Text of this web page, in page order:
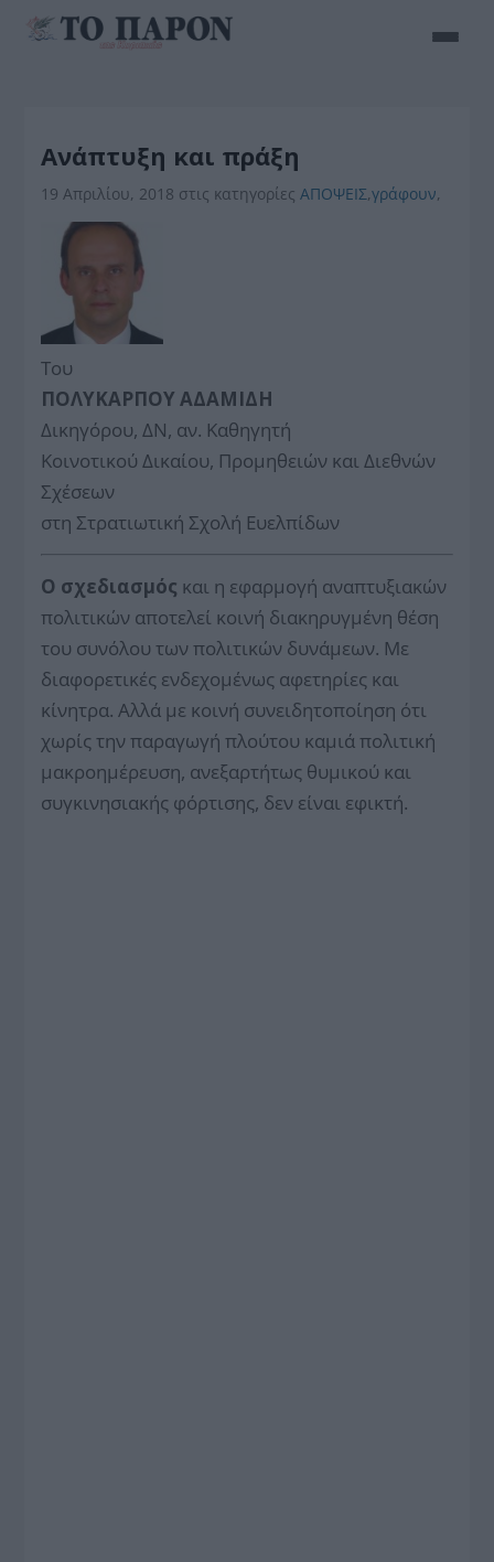
Ανάπτυξη και πράξη
19 Απριλίου, 2018 στις κατηγορίεςΑΠΟΨΕΙΣ,γράφουν,
Του
ΠΟΛΥΚΑΡΠΟΥ ΑΔΑΜΙΔΗ
Δικηγόρου, ΔΝ, αν. Καθηγητή
Κοινοτικού Δικαίου, Προμηθειών και Διεθνών
Σχέσεων
στη Στρατιωτική Σχολή Ευελπίδων
Ο σχεδιασμός και η εφαρμογή αναπτυξιακών
πολιτικών αποτελεί κοινή διακηρυγμένη θέση
του συνόλου των πολιτικών δυνάμεων. Με
διαφορετικές ενδεχομένως αφετηρίες και
κίνητρα. Αλλά με κοινή συνειδητοποίηση ότι
χωρίς την παραγωγή πλούτου καμιά πολιτική
μακροημέρευση, ανεξαρτήτως θυμικού και
συγκινησιακής φόρτισης, δεν είναι εφικτή.